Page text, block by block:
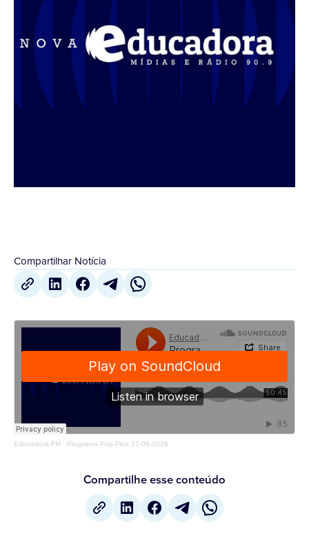
Compartilhar Notícia
Educadora FM · Programa Pop Plus 27-06-2026
Compartilhe esse conteúdo